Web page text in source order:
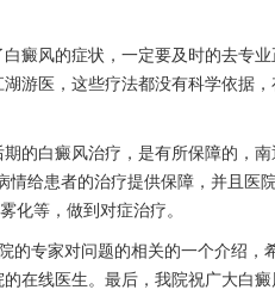
风的症状，一定要及时的去专
游医，这些疗法都没有科学依据
白癜风治疗，是有所保障的，南
给患者的治疗提供保障，并且医
化等，做到对症治疗。
专家对问题的相关的一个介绍，
在线医生。最后，我院祝广大白